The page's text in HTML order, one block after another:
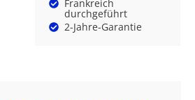
Frankreich
durchgeführt
2-Jahre-Garantie